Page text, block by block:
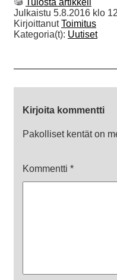
Julkaistu 5.8.2016 klo
KirjoittanutToimitus
Kategoria(t): Uutiset
Kirjoita kommentti
Pakolliset kentät on
Kommentti *